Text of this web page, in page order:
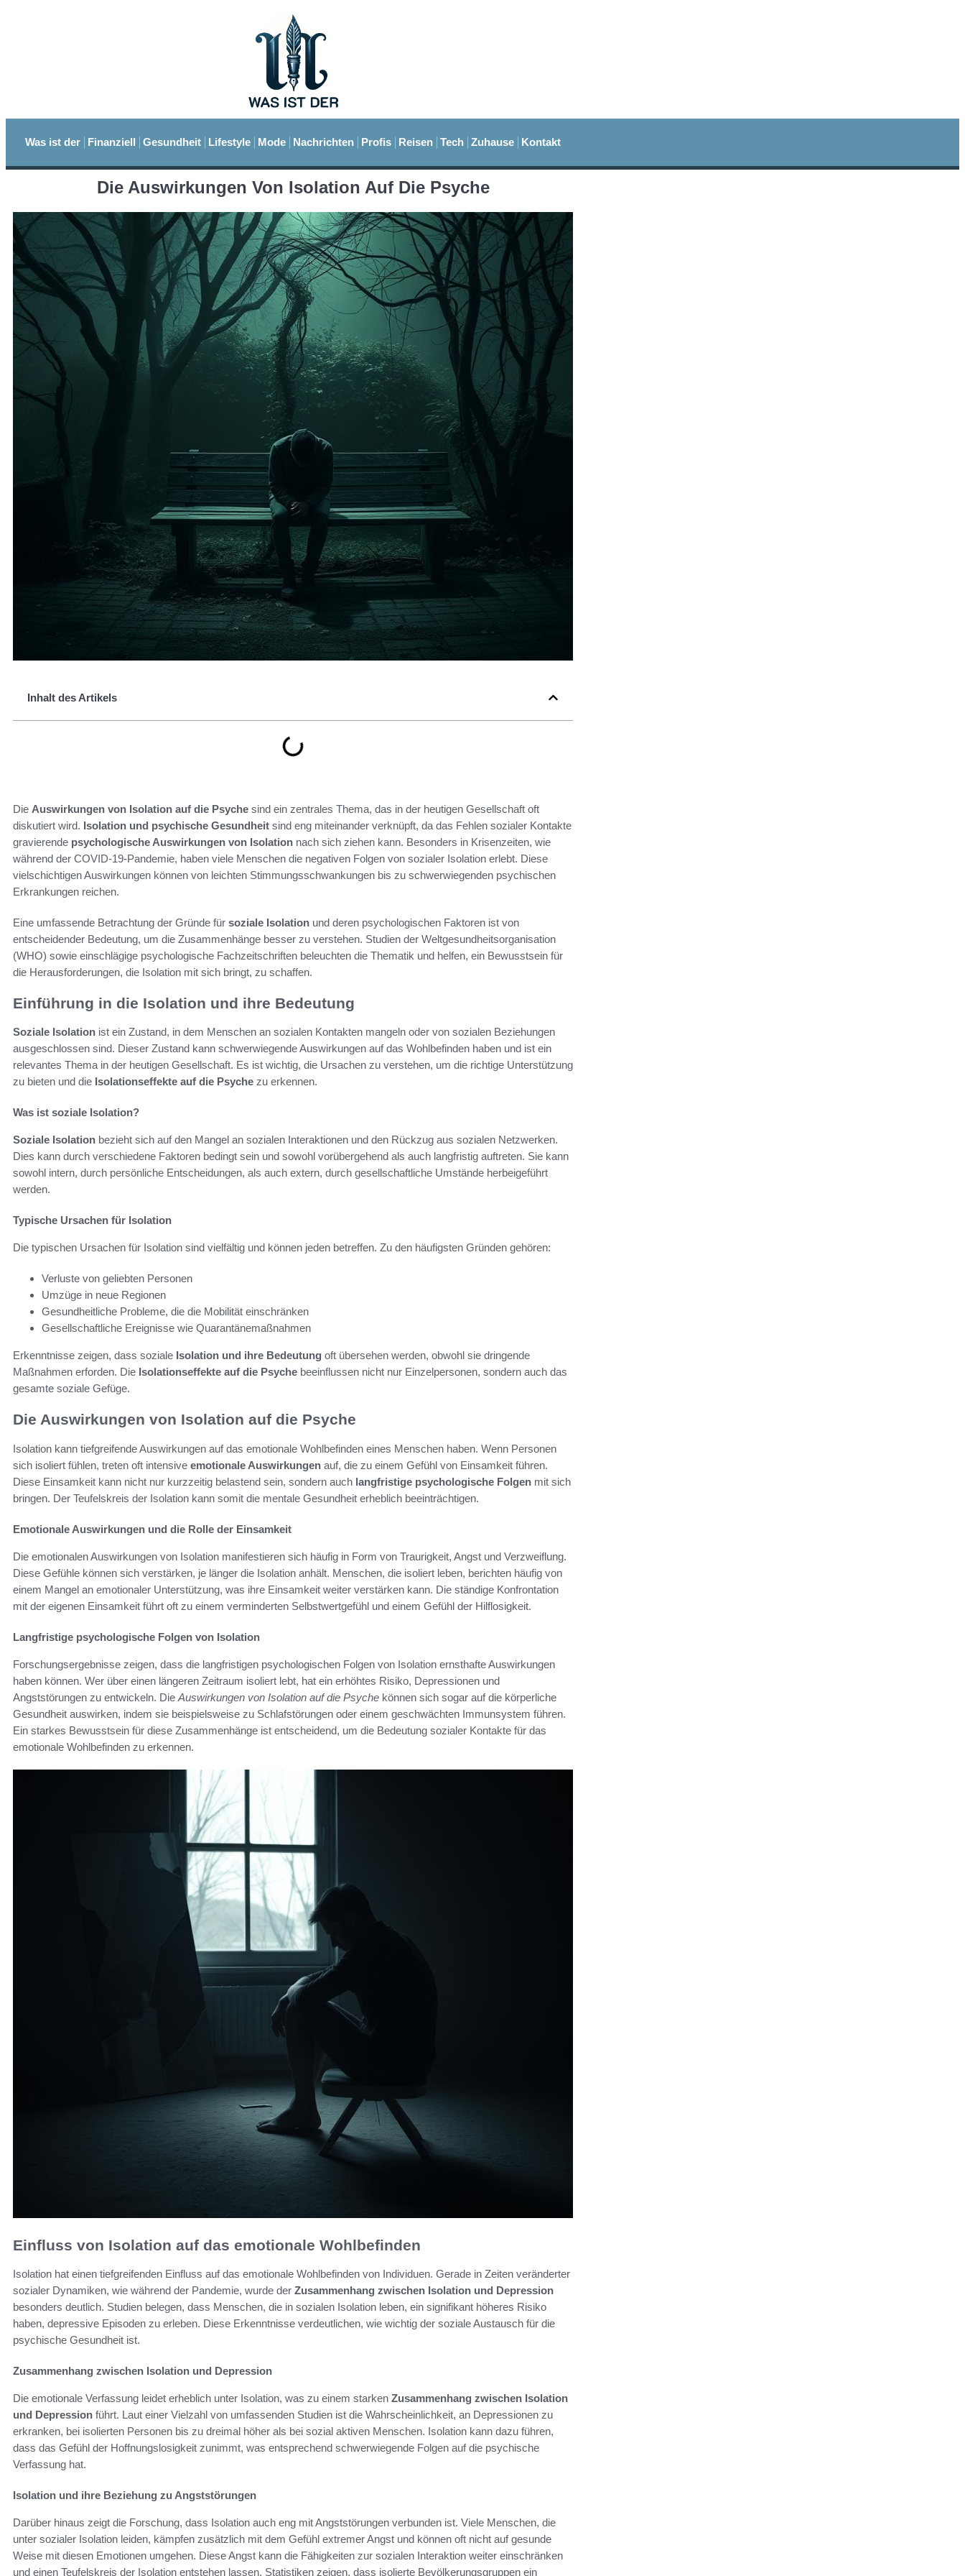
Was ist der Finanziell Gesundheit Lifestyle Mode Nachrichten Profis Reisen Tech Zuhause Kontakt
Die Auswirkungen Von Isolation Auf Die Psyche
Inhalt des Artikels
Die Auswirkungen von Isolation auf die Psyche sind ein zentrales Thema, das in der heutigen Gesellschaft oft
diskutiert wird. Isolation und psychische Gesundheit sind eng miteinander verknüpft, da das Fehlen sozialer Kontakte
gravierende psychologische Auswirkungen von Isolation nach sich ziehen kann. Besonders in Krisenzeiten, wie
während der COVID-19-Pandemie, haben viele Menschen die negativen Folgen von sozialer Isolation erlebt. Diese
vielschichtigen Auswirkungen können von leichten Stimmungsschwankungen bis zu schwerwiegenden psychischen
Erkrankungen reichen.
Eine umfassende Betrachtung der Gründe für soziale Isolation und deren psychologischen Faktoren ist von
entscheidender Bedeutung, um die Zusammenhänge besser zu verstehen. Studien der Weltgesundheitsorganisation
(WHO) sowie einschlägige psychologische Fachzeitschriften beleuchten die Thematik und helfen, ein Bewusstsein für
die Herausforderungen, die Isolation mit sich bringt, zu schaffen.
Einführung in die Isolation und ihre Bedeutung
Soziale Isolation ist ein Zustand, in dem Menschen an sozialen Kontakten mangeln oder von sozialen Beziehungen
ausgeschlossen sind. Dieser Zustand kann schwerwiegende Auswirkungen auf das Wohlbefinden haben und ist ein
relevantes Thema in der heutigen Gesellschaft. Es ist wichtig, die Ursachen zu verstehen, um die richtige Unterstützung
zu bieten und die Isolationseffekte auf die Psyche zu erkennen.
Was ist soziale Isolation?
Soziale Isolation bezieht sich auf den Mangel an sozialen Interaktionen und den Rückzug aus sozialen Netzwerken.
Dies kann durch verschiedene Faktoren bedingt sein und sowohl vorübergehend als auch langfristig auftreten. Sie kann
sowohl intern, durch persönliche Entscheidungen, als auch extern, durch gesellschaftliche Umstände herbeigeführt
werden.
Typische Ursachen für Isolation
Die typischen Ursachen für Isolation sind vielfältig und können jeden betreffen. Zu den häufigsten Gründen gehören:
Verluste von geliebten Personen
Umzüge in neue Regionen
Gesundheitliche Probleme, die die Mobilität einschränken
Gesellschaftliche Ereignisse wie Quarantänemaßnahmen
Erkenntnisse zeigen, dass soziale Isolation und ihre Bedeutung oft übersehen werden, obwohl sie dringende
Maßnahmen erforden. Die Isolationseffekte auf die Psyche beeinflussen nicht nur Einzelpersonen, sondern auch das
gesamte soziale Gefüge.
Die Auswirkungen von Isolation auf die Psyche
Isolation kann tiefgreifende Auswirkungen auf das emotionale Wohlbefinden eines Menschen haben. Wenn Personen
sich isoliert fühlen, treten oft intensive emotionale Auswirkungen auf, die zu einem Gefühl von Einsamkeit führen.
Diese Einsamkeit kann nicht nur kurzzeitig belastend sein, sondern auch langfristige psychologische Folgen mit sich
bringen. Der Teufelskreis der Isolation kann somit die mentale Gesundheit erheblich beeinträchtigen.
Emotionale Auswirkungen und die Rolle der Einsamkeit
Die emotionalen Auswirkungen von Isolation manifestieren sich häufig in Form von Traurigkeit, Angst und Verzweiflung.
Diese Gefühle können sich verstärken, je länger die Isolation anhält. Menschen, die isoliert leben, berichten häufig von
einem Mangel an emotionaler Unterstützung, was ihre Einsamkeit weiter verstärken kann. Die ständige Konfrontation
mit der eigenen Einsamkeit führt oft zu einem verminderten Selbstwertgefühl und einem Gefühl der Hilflosigkeit.
Langfristige psychologische Folgen von Isolation
Forschungsergebnisse zeigen, dass die langfristigen psychologischen Folgen von Isolation ernsthafte Auswirkungen
haben können. Wer über einen längeren Zeitraum isoliert lebt, hat ein erhöhtes Risiko, Depressionen und
Angststörungen zu entwickeln. Die Auswirkungen von Isolation auf die Psyche können sich sogar auf die körperliche
Gesundheit auswirken, indem sie beispielsweise zu Schlafstörungen oder einem geschwächten Immunsystem führen.
Ein starkes Bewusstsein für diese Zusammenhänge ist entscheidend, um die Bedeutung sozialer Kontakte für das
emotionale Wohlbefinden zu erkennen.
Einfluss von Isolation auf das emotionale Wohlbefinden
Isolation hat einen tiefgreifenden Einfluss auf das emotionale Wohlbefinden von Individuen. Gerade in Zeiten veränderter
sozialer Dynamiken, wie während der Pandemie, wurde der Zusammenhang zwischen Isolation und Depression
besonders deutlich. Studien belegen, dass Menschen, die in sozialen Isolation leben, ein signifikant höheres Risiko
haben, depressive Episoden zu erleben. Diese Erkenntnisse verdeutlichen, wie wichtig der soziale Austausch für die
psychische Gesundheit ist.
Zusammenhang zwischen Isolation und Depression
Die emotionale Verfassung leidet erheblich unter Isolation, was zu einem starken Zusammenhang zwischen Isolation
und Depression führt. Laut einer Vielzahl von umfassenden Studien ist die Wahrscheinlichkeit, an Depressionen zu
erkranken, bei isolierten Personen bis zu dreimal höher als bei sozial aktiven Menschen. Isolation kann dazu führen,
dass das Gefühl der Hoffnungslosigkeit zunimmt, was entsprechend schwerwiegende Folgen auf die psychische
Verfassung hat.
Isolation und ihre Beziehung zu Angststörungen
Darüber hinaus zeigt die Forschung, dass Isolation auch eng mit Angststörungen verbunden ist. Viele Menschen, die
unter sozialer Isolation leiden, kämpfen zusätzlich mit dem Gefühl extremer Angst und können oft nicht auf gesunde
Weise mit diesen Emotionen umgehen. Diese Angst kann die Fähigkeiten zur sozialen Interaktion weiter einschränken
und einen Teufelskreis der Isolation entstehen lassen. Statistiken zeigen, dass isolierte Bevölkerungsgruppen ein